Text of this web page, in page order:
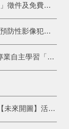
「第十一屆聯電綠獎」徵件及免費培力 工作坊，並請惠予公告周知且鼓勵踴躍報名，請查照。
內政部警政署製作「預防性影像犯罪宣導資料」
【公告】115-1學期專業自主學習「專題實作學習」課程申請時程
114學年度畢業典禮【未來開圖】活動專區~6/13(六)盛大登場！